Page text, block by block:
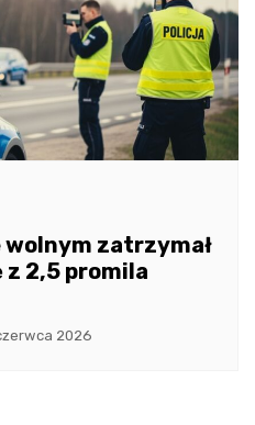
zatrzymał
2,5 promila
2026